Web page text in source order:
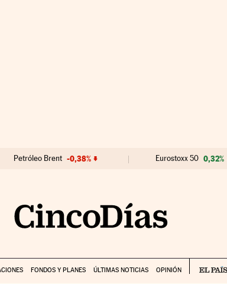
Petróleo Brent -0,38% Eurostoxx 50 0,32%
FONDOS Y PLANES ÚLTIMAS NOTICIAS OPINIÓN